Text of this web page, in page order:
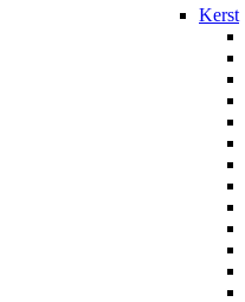
Kerst